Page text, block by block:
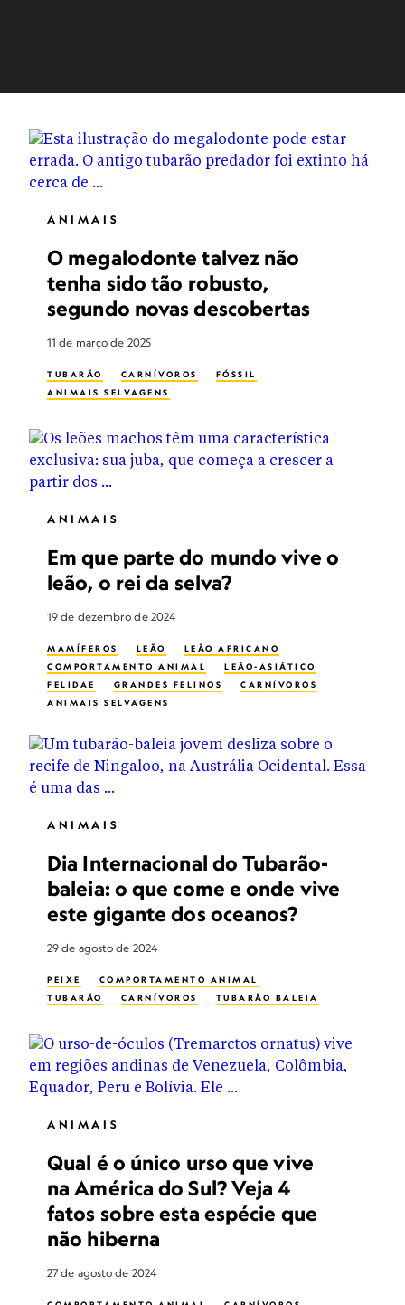
ANIMAIS
O megalodonte talvez não
tenha sido tão robusto,
segundo novas descobertas
11 de março de 2025
TUBARÃO CARNÍVOROS
FÓSSIL
ANIMAIS SELVAGENS
ANIMAIS
Em que parte do mundo vive o
leão, o rei da selva?
19 de dezembro de 2024
MAMÍFEROS LEÃO
LEÃO AFRICANO
COMPORTAMENTO ANIMAL
LEÃO-ASIÁTICO
FELIDAE
GRANDES FELINOS
CARNÍVOROS
ANIMAIS SELVAGENS
ANIMAIS
Dia Internacional do Tubarão-
baleia: o que come e onde vive
este gigante dos oceanos?
29 de agosto de 2024
PEIXE
COMPORTAMENTO ANIMAL
TUBARÃO
CARNÍVOROS TUBARÃO BALEIA
ANIMAIS
Qual é o único urso que vive
na América do Sul? Veja 4
fatos sobre esta espécie que
não hiberna
27 de agosto de 2024